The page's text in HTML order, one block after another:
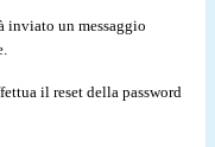
inviato un messaggio
il reset della password